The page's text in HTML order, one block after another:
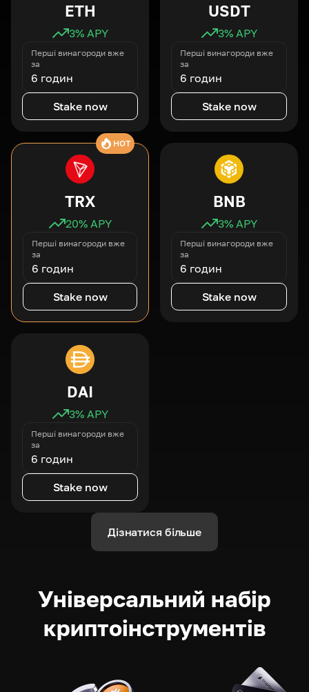
ETH
3% APY
Перші винагороди вже
за
6 годин
Stake now
USDT
3% APY
Перші винагороди вже
за
6 годин
Stake now
HOT
TRX
20% APY
Перші винагороди вже
за
6 годин
Stake now
BNB
3% APY
Перші винагороди вже
за
6 годин
Stake now
DAI
3% APY
Перші винагороди вже
за
6 годин
Stake now
Дізнатися більше
Універсальний набір
криптоінструментів